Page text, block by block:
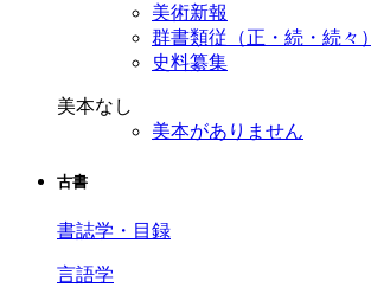
美術新報
群書類従（正・続・続々）
史料纂集
美本なし
美本がありません
古書
書誌学・目録
言語学